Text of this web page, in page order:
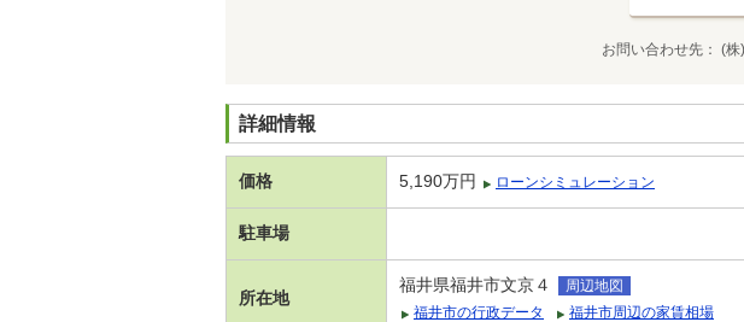
お問い合わせ先 (株
詳細情報
価格 5,190万円 ローンシミュレーション
駐車場
所在地
福井県福井市文京４
周辺地図
福井市の行政データ
福井市周辺の家賃相場